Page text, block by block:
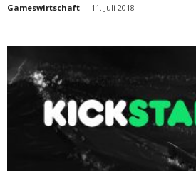
Gameswirtschaft - 11. Juli 2018